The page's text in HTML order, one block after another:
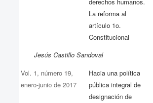
La reforma al
artículo 1o.
Constitucional
Jesús Castillo Sandoval
Vol. 1, número 19,
enero-junio de 2017
Hacia una política
pública integral de
designación de